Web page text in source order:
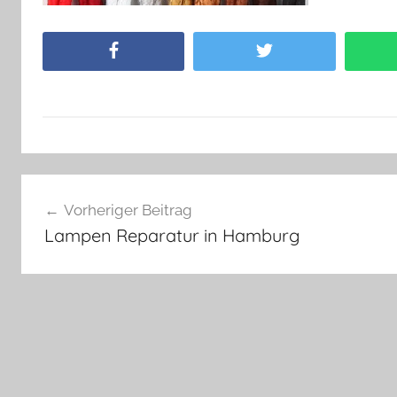
Twitter
Vorheriger Beitrag
Lampen Reparatur in Hamburg